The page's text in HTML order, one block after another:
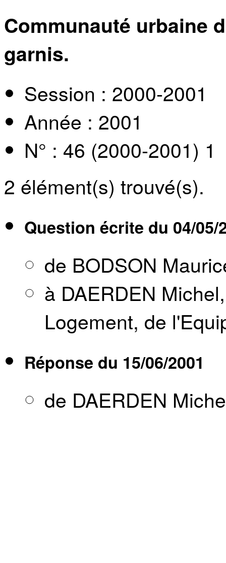
Communauté urbaine
garnis.
Session : 2000-2001
Année : 2001
N° : 46 (2000-2001) 1
2 élément(s) trouvé(s).
Question écrite du 04/05/
de BODSON
à DAERDEN
Logement, de
Réponse du 15/06/2001
de DAERDEN